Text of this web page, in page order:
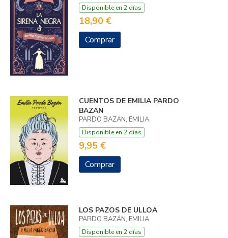
Disponible en 2 días
18,90 €
Comprar
CUENTOS DE EMILIA PARDO
BAZAN
PARDO BAZAN, EMILIA
Disponible en 2 días
9,95 €
Comprar
LOS PAZOS DE ULLOA
PARDO BAZÁN, EMILIA
Disponible en 2 días